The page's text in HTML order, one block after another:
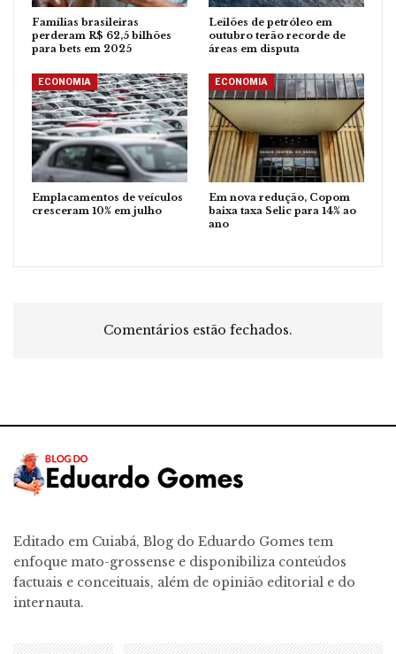
Famílias brasileiras
perderam R$ 62,5 bilhões
para bets em 2025
Leilões de petróleo em
outubro terão recorde de
áreas em disputa
ECONOMIA
Emplacamentos de veículos
cresceram 10% em julho
ECONOMIA
Em nova redução, Copom
baixa taxa Selic para 14% ao
ano
Comentários estão fechados.
Editado em Cuiabá, Blog do Eduardo Gomes tem
enfoque mato-grossense e disponibiliza conteúdos
factuais e conceituais, além de opinião editorial e do
internauta.